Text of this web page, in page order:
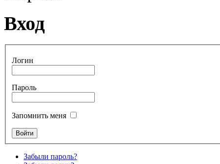
Вход
Логин
Пароль
Запомнить меня
Забыли пароль?